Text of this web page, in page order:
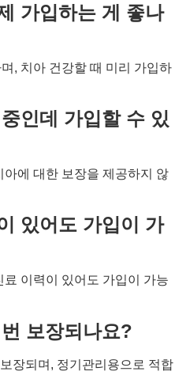
가입하는 게 좋나
, 치아 건강할 때 미리 가입하
인데 가입할 수 있
에 대한 보장을 제공하지 않
있어도 가입이 가
이력이 있어도 가입이 가능
보장되나요?
장되며, 정기관리용으로 적합